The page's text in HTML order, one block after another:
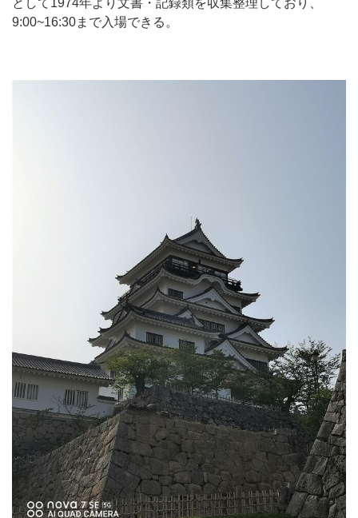
として1974年より文書・記録類を収集整理しており、
9:00~16:30まで入場できる。